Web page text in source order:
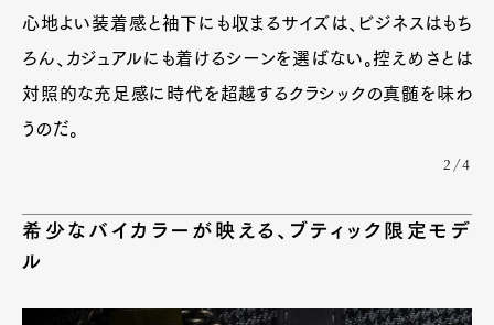
心地よい装着感と袖下にも収まるサイズは、ビジネスはもち
ろん、カジュアルにも着けるシーンを選ばない。控えめさとは
対照的な充足感に時代を超越するクラシックの真髄を味わ
うのだ。
2/4
希少なバイカラーが映える、ブティック限定モデ
ル